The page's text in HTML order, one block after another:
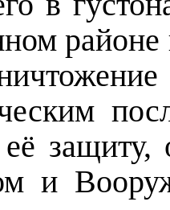
районе
защиту,
и